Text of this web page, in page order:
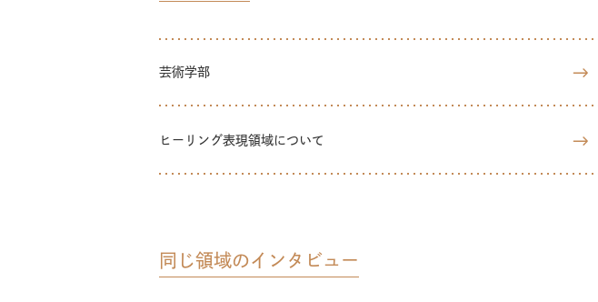
芸術学部
ヒーリング表現領域について
同じ領域のインタビュー